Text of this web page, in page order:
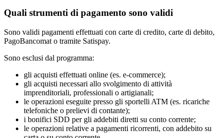
Quali strumenti di pagamento sono validi
Sono validi pagamenti effettuati con carte di credito, carte di debito,
PagoBancomat o tramite Satispay.
Sono esclusi dal programma:
gli acquisti effettuati online (es. e-commerce);
gli acquisti necessari allo svolgimento di attività
imprenditoriali, professionali o artigianali;
le operazioni eseguite presso gli sportelli ATM (es. ricariche
telefoniche o prelievi di contante);
i bonifici SDD per gli addebiti diretti su conto corrente;
le operazioni relative a pagamenti ricorrenti, con addebito su